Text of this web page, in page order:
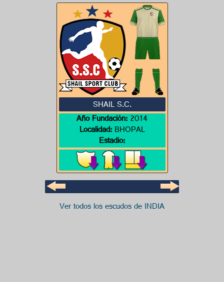
SHAIL S.C.
Año Fundación:2014
Localidad:BHOPAL
Estadio:
Ver todos los escudos de INDIA